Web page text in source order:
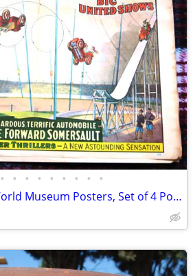
• • • • • • • • •
VTG 1960's Circus World Museum Posters, Set of 4 Posters New Old Stock